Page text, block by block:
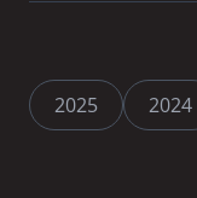
2025 2024